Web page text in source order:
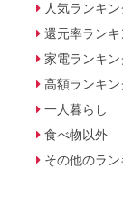
人気ランキン
還元率ランキ
家電ランキン
高額ランキン
一人暮らし
食べ物以外
その他のラン